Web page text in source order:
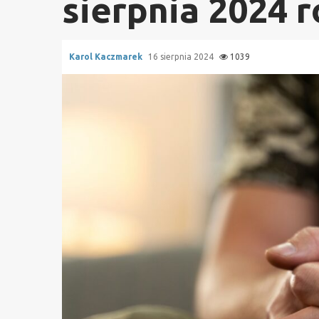
sierpnia 2024
Karol Kaczmarek 16 sierpnia 2024 1039